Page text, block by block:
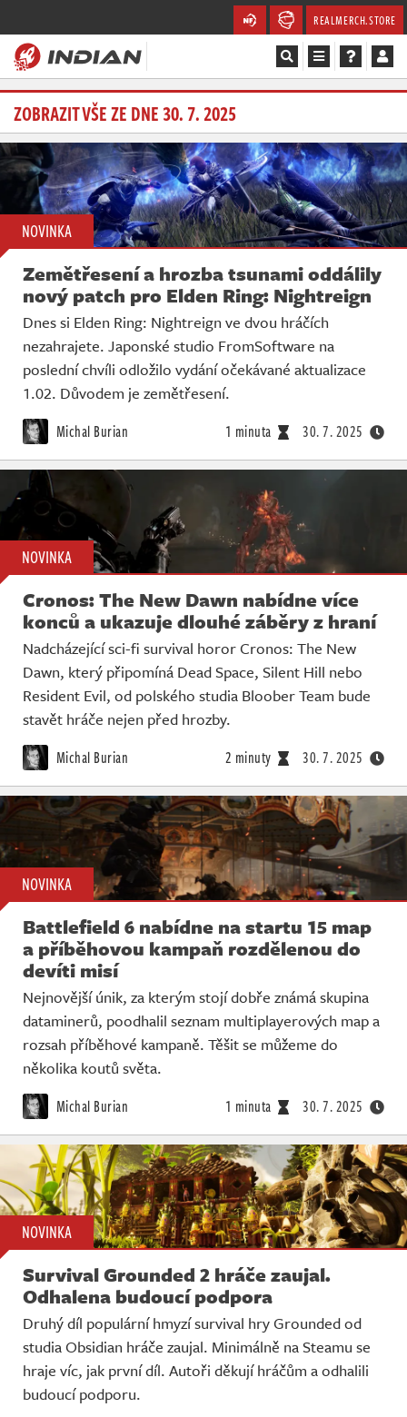
REALMERCH.STORE
Magazín
Recenze
Videa
Soutěže
Databáze
Komunita
Redakce
Živě
ZOBRAZIT VŠE ZE DNE 30. 7. 2025
NOVINKA
Zemětřesení a hrozba tsunami oddálily
nový patch pro Elden Ring: Nightreign
Dnes si Elden Ring: Nightreign ve dvou hráčích
nezahrajete. Japonské studio FromSoftware na
poslední chvíli odložilo vydání očekávané aktualizace
1.02. Důvodem je zemětřesení.
Michal Burian 1 minuta 30. 7. 2025
NOVINKA
Cronos: The New Dawn nabídne více
konců a ukazuje dlouhé záběry z hraní
Nadcházející sci-fi survival horor Cronos: The New
Dawn, který připomíná Dead Space, Silent Hill nebo
Resident Evil, od polského studia Bloober Team bude
stavět hráče nejen před hrozby.
Michal Burian 2 minuty 30. 7. 2025
NOVINKA
Battlefield 6 nabídne na startu 15 map
a příběhovou kampaň rozdělenou do
devíti misí
Nejnovější únik, za kterým stojí dobře známá skupina
dataminerů, poodhalil seznam multiplayerových map a
rozsah příběhové kampaně. Těšit se můžeme do
několika koutů světa.
Michal Burian 1 minuta 30. 7. 2025
NOVINKA
Survival Grounded 2 hráče zaujal.
Odhalena budoucí podpora
Druhý díl populární hmyzí survival hry Grounded od
studia Obsidian hráče zaujal. Minimálně na Steamu se
hraje víc, jak první díl. Autoři děkují hráčům a odhalili
budoucí podporu.